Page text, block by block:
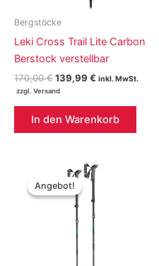
Bergstöcke
Leki Cross Trail Lite Carbon
Berstock verstellbar
170,00€Ursprünglicher
Preis
170,00 €
139,99 € Aktueller
139,99 €.
inkl. MwSt.
In den Warenkorb
Angebot!
Angebot!